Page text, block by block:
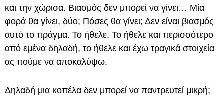
και την χώρισα. Βιασμός δεν μπορεί να γίνει… Μία
φορά θα γίνει, δύο; Πόσες θα γίνει; Δεν είναι βιασμός
αυτό το πράγμα. Το ήθελε. Το ήθελε και περισσότερο
από εμένα δηλαδή, το ήθελε και έχω τραγικά στοιχεία
ας πούμε να αποκαλύψω.
Δηλαδή μια κοπέλα δεν μπορεί να παντρευτεί μικρή;